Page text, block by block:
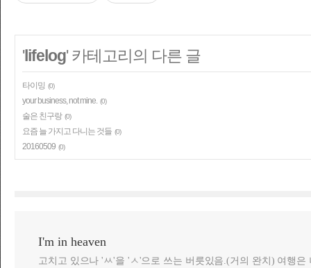
'lifelog' 카테고리의 다른 글
타이밍 (0)
your business, not mine. (0)
술은 친구랑 (0)
요즘 늘 가지고 다니는 것들 (0)
20160509 (0)
I'm in heaven
고치고 있으나 'ㅆ'을 'ㅅ'으로 쓰는 버릇있음.(거의 완치) 여행